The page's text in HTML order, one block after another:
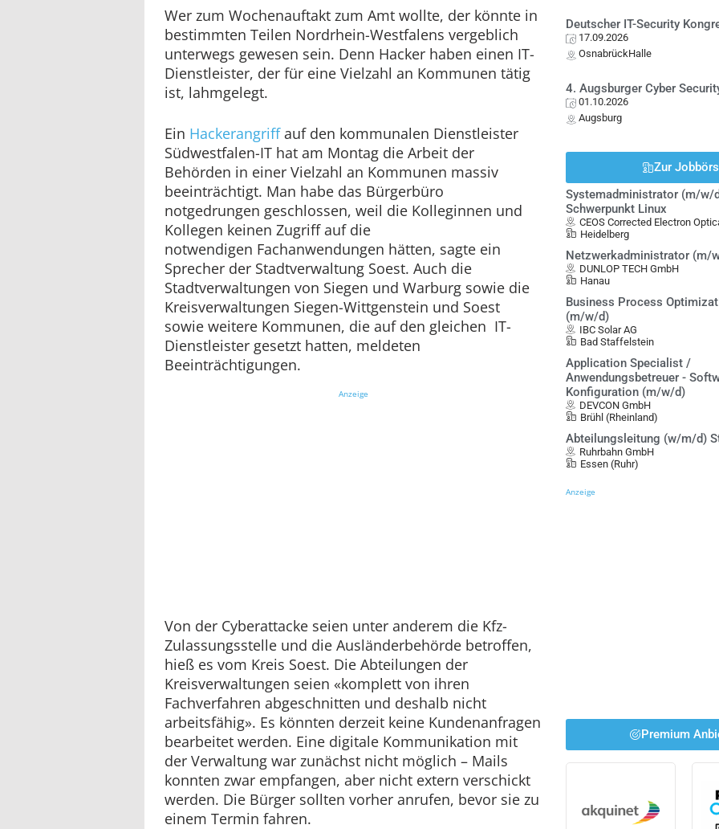
Wer zum Wochenauftakt zum Amt wollte, der könnte in
bestimmten Teilen Nordrhein-Westfalens vergeblich
unterwegs gewesen sein. Denn Hacker haben einen IT-
Dienstleister, der für eine Vielzahl an Kommunen tätig
ist, lahmgelegt.
Ein Hackerangriffauf den kommunalen Dienstleister
Südwestfalen-IT hat am Montag die Arbeit der
Behörden in einer Vielzahl an Kommunen massiv
beeinträchtigt. Man habe das Bürgerbüro
notgedrungen geschlossen, weil die Kolleginnen und
Kollegen keinen Zugriff auf die
notwendigen Fachanwendungen hätten, sagte ein
Sprecher der Stadtverwaltung Soest. Auch die
Stadtverwaltungen von Siegen und Warburg sowie die
Kreisverwaltungen Siegen-Wittgenstein und Soest
sowie weitere Kommunen, die auf den gleichen IT-
Dienstleister gesetzt hatten, meldeten
Beeinträchtigungen.
Anzeige
Von der Cyberattacke seien unter anderem die Kfz-
Zulassungsstelle und die Ausländerbehörde betroffen,
hieß es vom Kreis Soest. Die Abteilungen der
Kreisverwaltungen seien «komplett von ihren
Fachverfahren abgeschnitten und deshalb nicht
arbeitsfähig». Es könnten derzeit keine Kundenanfragen
bearbeitet werden. Eine digitale Kommunikation mit
der Verwaltung war zunächst nicht möglich – Mails
konnten zwar empfangen, aber nicht extern verschickt
werden. Die Bürger sollten vorher anrufen, bevor sie zu
einem Termin fahren.
Deutscher IT-Security
17.09.2026
OsnabrückHalle
4. Augsburger Cyber
01.10.2026
Augsburg
Zur
Systemadministrator (m/w/
Schwerpunkt Linux
CEOS Corrected Electron
Heidelberg
Netzwerkadministrator (m/
DUNLOP TECH GmbH
Hanau
Business Process
(m/w/d)
IBC Solar AG
Bad Staffelstein
Application Specialist /
Anwendungsbetreuer -
Konfiguration (m/w/d)
DEVCON GmbH
Brühl (Rheinland)
Abteilungsleitung (w/m/d)
Ruhrbahn GmbH
Essen (Ruhr)
Anzeige
Premium